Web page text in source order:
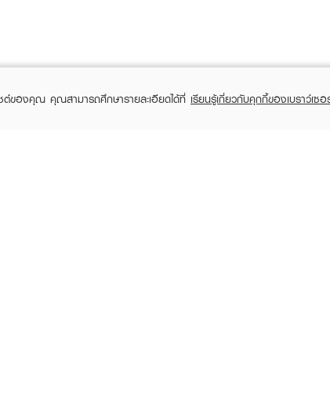
ซต์ของคุณ คุณสามารถศึกษารายละเอียดได้ที่ เรียนรู้เกี่ยวกับคุกกี้ของเบราว์เซอ